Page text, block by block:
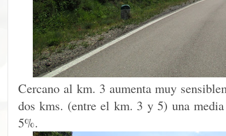
Cercano al km. 3 aumenta muy
dos kms. (entre el km. 3 y 5) una
5%.